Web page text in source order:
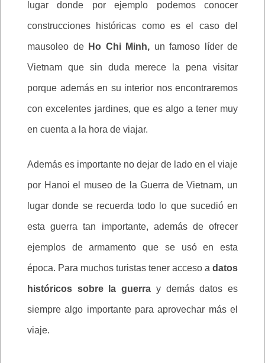
lugar donde por ejemplo podemos conocer
construcciones históricas como es el caso del
mausoleo deHo Chi Minh, un famoso líder de
Vietnam que sin duda merece la pena visitar
porque además en su interior nos encontraremos
con excelentes jardines, que es algo a tener muy
en cuenta a la hora de viajar.
Además es importante no dejar de lado en el viaje
por Hanoi el museo de la Guerra de Vietnam, un
lugar donde se recuerda todo lo que sucedió en
esta guerra tan importante, además de ofrecer
ejemplos de armamento que se usó en esta
época. Para muchos turistas tener acceso a datos
históricos sobre la guerra y demás datos es
siempre algo importante para aprovechar más el
viaje.